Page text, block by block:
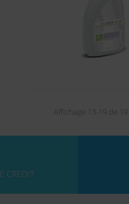
Affichage 13-19 de
CREDIT